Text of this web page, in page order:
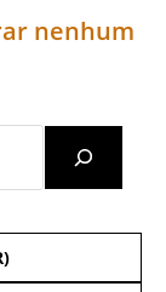
nenhum